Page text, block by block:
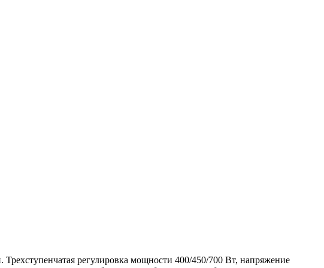
регулировка мощности 400/450/700 Вт, напряжение